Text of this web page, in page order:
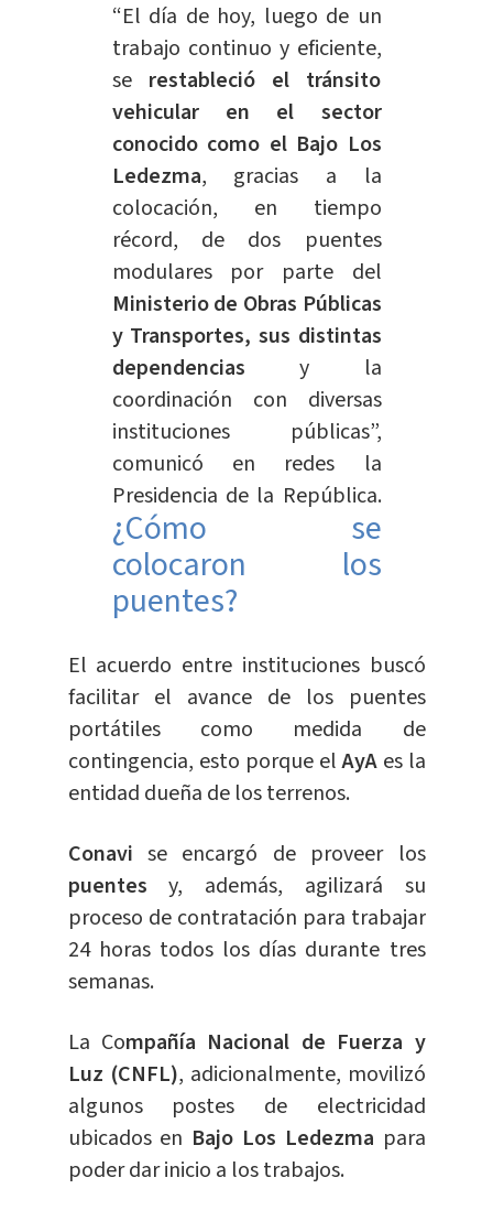
“El día de hoy, luego de un
trabajo continuo y eficiente,
serestableció el tránsito
vehicular en el sector
conocido como el Bajo Los
Ledezma, gracias a la
colocación, en tiempo
récord, de dos puentes
modulares por parte del
Ministerio de Obras Públicas
y Transportes, sus distintas
dependencias y la
coordinación con diversas
instituciones públicas”,
comunicó en redes la
Presidencia de la República.
¿Cómo se
colocaron los
puentes?
El acuerdo entre instituciones buscó
facilitar el avance de los puentes
portátiles como medida de
contingencia, esto porque elAyAes la
entidad dueña de los terrenos.
Conavi se encargó de proveer los
puentesy, además, agilizará su
proceso de contratación para trabajar
24 horas todos los días durante tres
semanas.
​​​La Compañía Nacional de Fuerza y
Luz (CNFL), adicionalmente, movilizó
algunos postes de electricidad
ubicados en Bajo Los Ledezma para
poder dar inicio a los trabajos.